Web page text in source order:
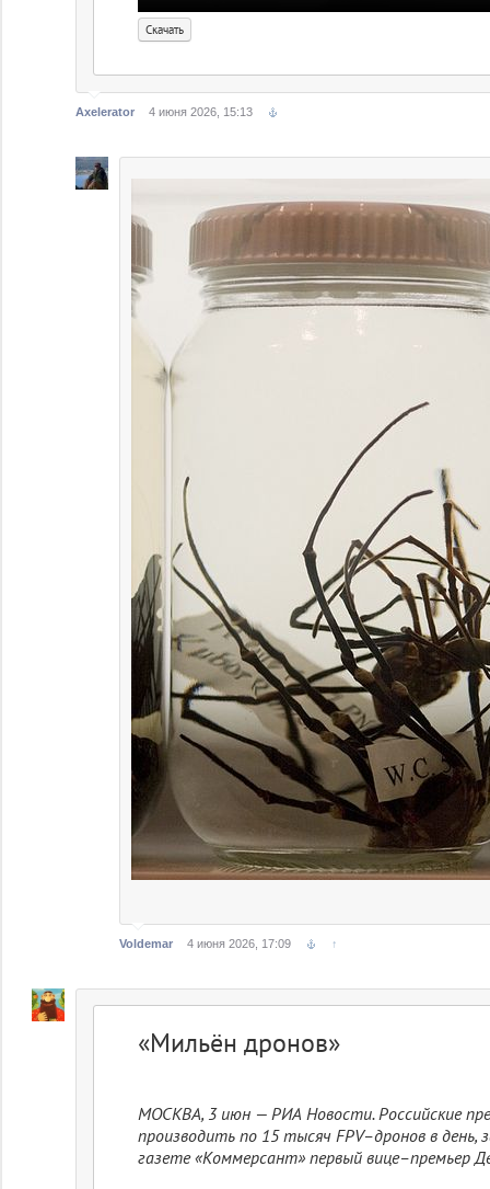
Скачать
Axelerator 4 июня 2026, 15:13
Voldemar 4 июня 2026, 17:09 ↑
«Мильён дронов»
МОСКВА, 3 июн — РИА Новости. Российские
производить по 15 тысяч FPV–дронов в день,
газете «Коммерсант» первый вице–премьер